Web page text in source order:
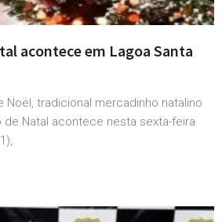
acontece em Lagoa Santa
Noël, tradicional mercadinho natalino
de Natal acontece nesta sexta-feira